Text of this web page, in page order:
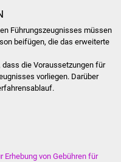
und Parteien
Führungszeugnisses müssen
beifügen, die das erweiterte
die Voraussetzungen für
vorliegen. Darüber
Erhebung von Gebühren für